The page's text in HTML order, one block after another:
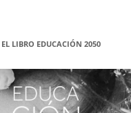
EL LIBRO EDUCACIÓN 2050